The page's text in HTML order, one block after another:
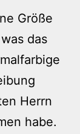
Größe
das
Herrn
habe.